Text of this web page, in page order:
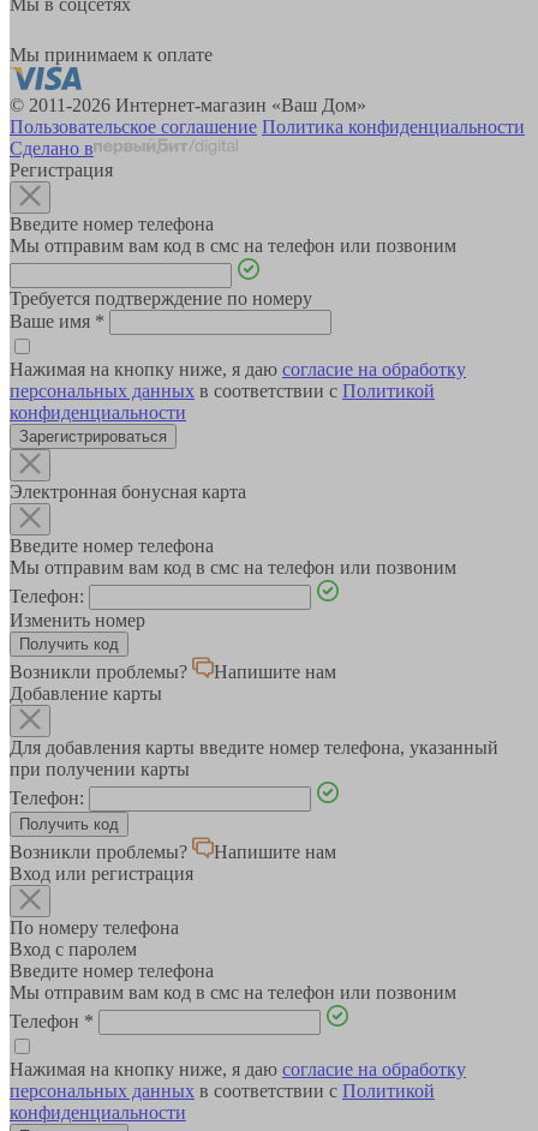
Мы в соцсетях
Мы принимаем к оплате
© 2011-2026 Интернет-магазин «Ваш Дом»
Пользовательское соглашение Политика конфиденциальности
Сделано в
Регистрация
Введите номер телефона
Мы отправим вам код в смс на телефон или позвоним
Требуется подтверждение по номеру
Ваше имя *
Нажимая на кнопку ниже, я даю согласие на обработку
персональных данных в соответствии с Политикой
конфиденциальности
Зарегистрироваться
Электронная бонусная карта
Введите номер телефона
Мы отправим вам код в смс на телефон или позвоним
Телефон:
Изменить номер
Возникли проблемы?
Напишите нам
Добавление карты
Для добавления карты введите номер телефона, указанный
при получении карты
Телефон:
Возникли проблемы?
Напишите нам
Вход или регистрация
По номеру телефона
Вход с паролем
Введите номер телефона
Мы отправим вам код в смс на телефон или позвоним
Телефон *
Нажимая на кнопку ниже, я даю согласие на обработку
персональных данных в соответствии с Политикой
конфиденциальности